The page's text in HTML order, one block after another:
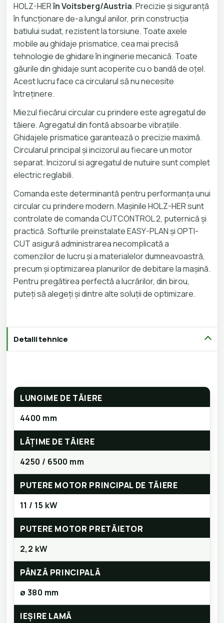
HOLZ-HERîn Voitsberg/Austria. Precizie și siguranță
în funcționare de-a lungul anilor, prin construcția
batiului sudat, rezistent la torsiune. Toate axele
mobile au ghidaje prismatice, cea mai precisă
tehnologie de ghidare în inginerie mecanică. Toate
găurile din ghidaje sunt acoperite cu o bandă de oțel.
Acest lucru face ca circularul să nu necesite
întreținere.
Miezul fiecărui circular cu prindere este agregatul de
tăiere. Agregatul din fontă absoarbe vibrațiile.
Ghidajele prismatice garantează o precizie maximă.
Circularul principal și incizorul au fiecare un motor
separat. Incizorul si agregatul de nutuire sunt complet
electric reglabili.
Comanda este determinantă pentru performanța unui
circular cu prindere modern. Mașinile HOLZ-HER sunt
controlate de comanda CUTCONTROL 2, puternică și
practică. Softurile preinstalate EASY-PLAN și OPTI-
CUT asigură administrarea necomplicată a
comenzilor de lucru și a materialelor dumneavoastră,
precum și optimizarea planurilor de debitare la mașină.
Pentru pregătirea perfectă a lucrărilor, din birou,
puteți să alegeți și dintre alte soluții de optimizare.
Detalii tehnice
LUNGIME DE TĂIERE
4400 mm
LĂȚIME DE TĂIERE
4250 / 6500 mm
PUTERE MOTOR PRINCIPAL DE TĂIERE
11 / 15 kW
PUTERE MOTOR PRETĂIETOR
2,2 kW
PÂNZĂ PRINCIPALĂ
ø 380 mm
IEȘIRE LAMĂ